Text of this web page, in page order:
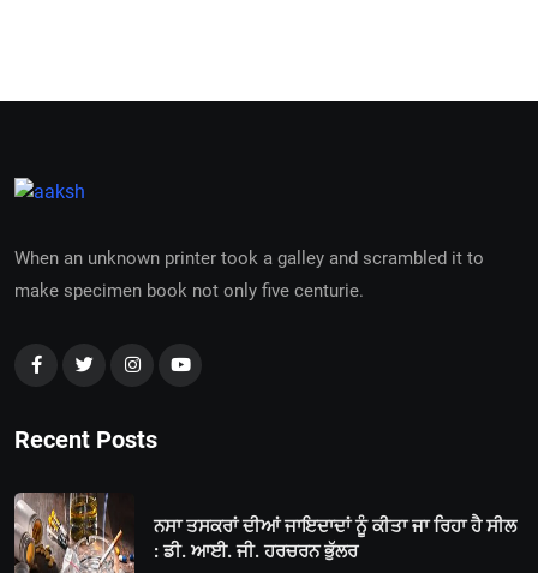
When an unknown printer took a galley and scrambled it to
make specimen book not only five centurie.
Recent Posts
ਨਸਾ ਤਸਕਰਾਂ ਦੀਆਂ ਜਾਇਦਾਦਾਂ ਨੂੰ ਕੀਤਾ ਜਾ ਰਿਹਾ ਹੈ ਸੀਲ
: ਡੀ. ਆਈ. ਜੀ. ਹਰਚਰਨ ਭੁੱਲਰ